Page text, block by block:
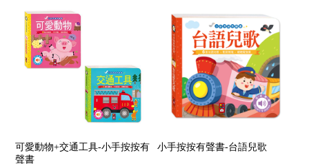
可愛動物+交通工具-小手按按有
聲書
小手按按有聲書-台語兒歌